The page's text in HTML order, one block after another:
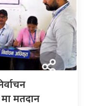
मतदान